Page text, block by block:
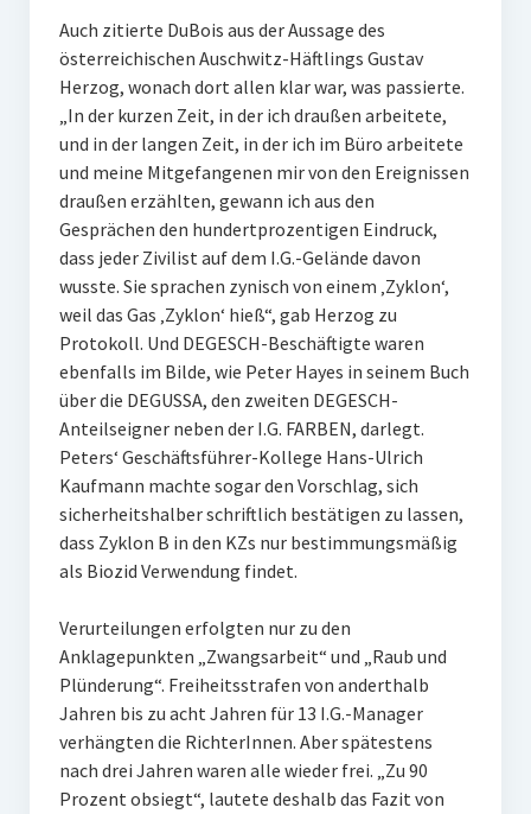
Auch zitierte DuBois aus der Aussage des
österreichischen Auschwitz-Häftlings Gustav
Herzog, wonach dort allen klar war, was passierte.
„In der kurzen Zeit, in der ich draußen arbeitete,
und in der langen Zeit, in der ich im Büro arbeitete
und meine Mitgefangenen mir von den Ereignissen
draußen erzählten, gewann ich aus den
Gesprächen den hundertprozentigen Eindruck,
dass jeder Zivilist auf dem I.G.-Gelände davon
wusste. Sie sprachen zynisch von einem ‚Zyklon‘,
weil das Gas ‚Zyklon‘ hieß“, gab Herzog zu
Protokoll. Und DEGESCH-Beschäftigte waren
ebenfalls im Bilde, wie Peter Hayes in seinem Buch
über die DEGUSSA, den zweiten DEGESCH-
Anteilseigner neben der I.G. FARBEN, darlegt.
Peters‘ Geschäftsführer-Kollege Hans-Ulrich
Kaufmann machte sogar den Vorschlag, sich
sicherheitshalber schriftlich bestätigen zu lassen,
dass Zyklon B in den KZs nur bestimmungsmäßig
als Biozid Verwendung findet.
Verurteilungen erfolgten nur zu den
Anklagepunkten „Zwangsarbeit“ und „Raub und
Plünderung“. Freiheitsstrafen von anderthalb
Jahren bis zu acht Jahren für 13 I.G.-Manager
verhängten die RichterInnen. Aber spätestens
nach drei Jahren waren alle wieder frei. „Zu 90
Prozent obsiegt“, lautete deshalb das Fazit von